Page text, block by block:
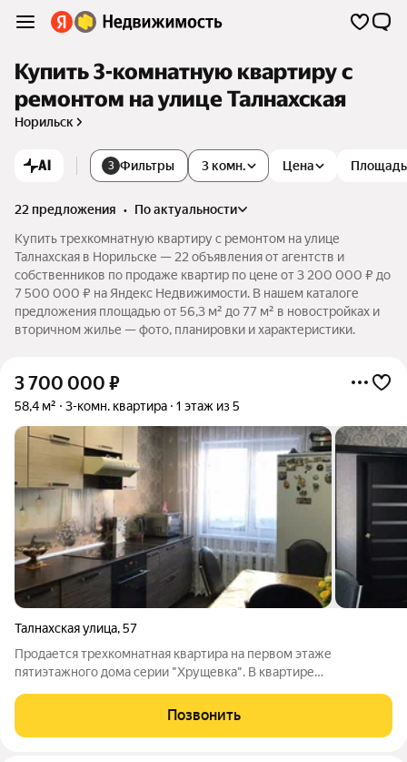
Купить 3-комнатную квартиру с
ремонтом на улице Талнахская
Норильск
AI 3 Фильтры 3 комн. Цена Площадь
22 предложения •
по актуальности
Купить трехкомнатную квартиру с ремонтом на улице
Талнахская в Норильске — 22 объявления от агентств и
собственников по продаже квартир по цене от 3 200 000 ₽ до
7 500 000 ₽ на Яндекс Недвижимости. В нашем каталоге
предложения площадью от 56,3 м² до 77 м² в новостройках и
вторичном жилье — фото, планировки и характеристики.
3 700 000 ₽
58,4 м² 3-комн. квартира 1 этаж из 5
Талнахская улица,57
Продается трехкомнатная квартира на первом этаже
пятиэтажного дома серии "Хрущевка". В квартире
Все окна ПВХ. Потолки натяжные. В санузле пластиковые
панели. При продаже остается мебель и
Позвонить